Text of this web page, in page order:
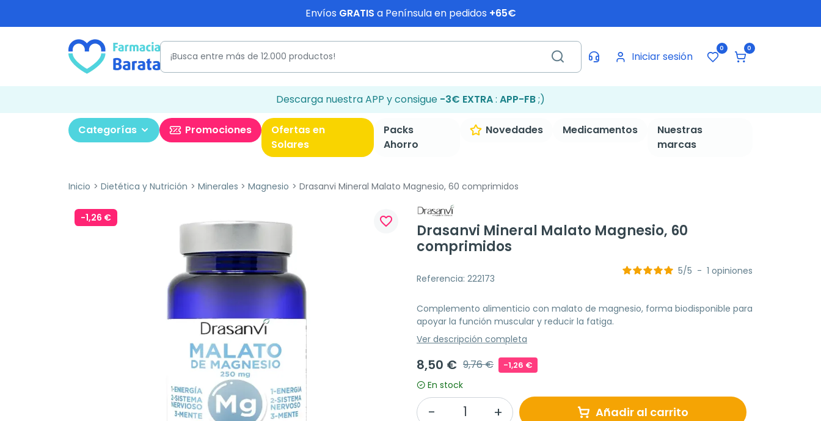
Envíos GRATIS a Península en pedidos +65€
Iniciar sesión
0 0
Descarga nuestra APP y consigue -3€ EXTRA: APP-FB;)
Categorías Promociones
Ofertas en
Solares
Packs
Ahorro
Novedades Medicamentos
Nuestras
marcas
Inicio Dietética y Nutrición Minerales Magnesio Drasanvi Mineral Malato Magnesio, 60 comprimidos
-1,26 € favorite_border
Drasanvi Mineral Malato Magnesio, 60
comprimidos
Referencia: 222173
5/5 - 1 opiniones
Complemento alimenticio con malato de magnesio, forma biodisponible para
apoyar la función muscular y reducir la fatiga.
Ver descripción completa
8,50 € 9,76 € -1,26 €
En stock
Añadir al carrito